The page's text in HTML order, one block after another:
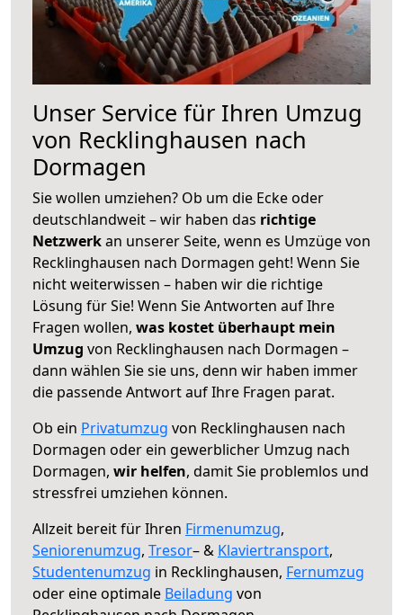
Unser Service für Ihren Umzug
von Recklinghausen nach
Dormagen
Sie wollen umziehen? Ob um die Ecke oder
deutschlandweit – wir haben das richtige
Netzwerkan unserer Seite, wenn es Umzüge von
Recklinghausen nach Dormagen geht! Wenn Sie
nicht weiterwissen – haben wir die richtige
Lösung für Sie! Wenn Sie Antworten auf Ihre
Fragen wollen, was kostet überhaupt mein
Umzug von Recklinghausen nach Dormagen –
dann wählen Sie sie uns, denn wir haben immer
die passende Antwort auf Ihre Fragen parat.
Ob ein Privatumzug von Recklinghausen nach
Dormagen oder ein gewerblicher Umzug nach
Dormagen, wir helfen, damit Sie problemlos und
stressfrei umziehen können.
Allzeit bereit für Ihren Firmenumzug,
Seniorenumzug, Tresor– & Klaviertransport,
Studentenumzug in Recklinghausen, Fernumzug
oder eine optimale Beiladung von